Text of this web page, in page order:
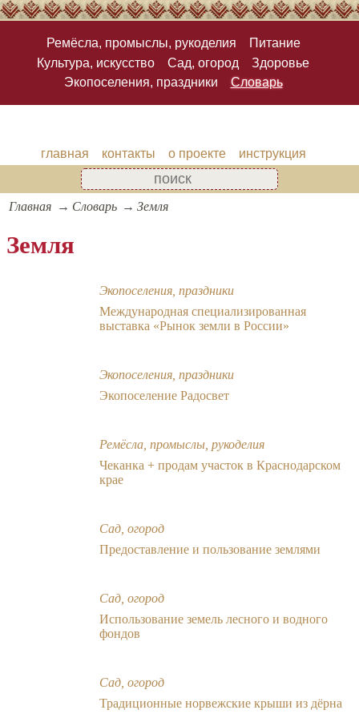
Ремёсла, промыслы, рукоделия
Питание
Культура, искусство
Сад, огород
Здоровье
Экопоселения, праздники
Словарь
главная контакты о проекте инструкция
Главная Словарь Земля
Земля
Экопоселения, праздники
Международная специализированная
выставка «Рынок земли в России»
Экопоселения, праздники
Экопоселение Радосвет
Ремёсла, промыслы, рукоделия
Чеканка + продам участок в Краснодарском
крае
Сад, огород
Предоставление и пользование землями
Сад, огород
Использование земель лесного и водного
фондов
Сад, огород
Традиционные норвежские крыши из дёрна